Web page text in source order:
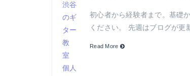
初心者から経験者まで。基礎
ください。 先週はブログが更
Read More